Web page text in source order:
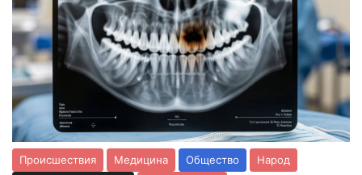
Происшествия Медицина Общество
Народ